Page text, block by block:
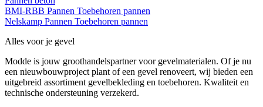
BMI-RBB Pannen Toebehoren pannen
Nelskamp Pannen Toebehoren pannen
Alles voor je gevel
Modde is jouw groothandelspartner voor gevelmaterialen. Of je nu
een nieuwbouwproject plant of een gevel renoveert, wij bieden een
uitgebreid assortiment gevelbekleding en toebehoren. Kwaliteit en
technische ondersteuning verzekerd.